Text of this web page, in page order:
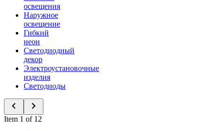
освещения
Наружное
освещение
Гибкий
неон
Светодиодный
декор
Электроустановочные
изделия
Светодиоды
Item 1 of 12